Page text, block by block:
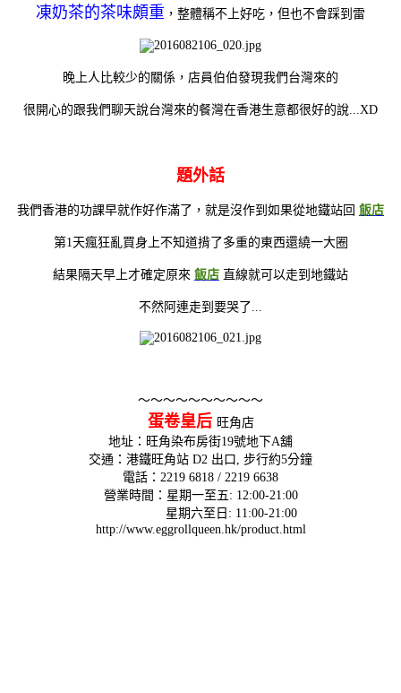
凍奶茶的茶味頗重 ，整體稱不上好吃，但也不會踩到雷
晚上人比較少的關係，店員伯伯發現我們台灣來的
很開心的跟我們聊天說台灣來的餐灣在香港生意都很好的說...XD
題外話
我們香港的功課早就作好作滿了，就是沒作到如果從地鐵站回 飯店
第1天瘋狂亂買身上不知道揹了多重的東西還繞一大圈
結果隔天早上才確定原來 飯店 直線就可以走到地鐵站
不然阿連走到要哭了...
～～～～～～～～～～
蛋卷皇后 旺角店
地址：旺角染布房街19號地下A舖
交通：港鐵旺角站 D2 出口, 步行約5分鐘
電話：2219 6818 / 2219 6638
營業時間：星期一至五: 12:00-21:00
星期六至日: 11:00-21:00
http://www.eggrollqueen.hk/product.html